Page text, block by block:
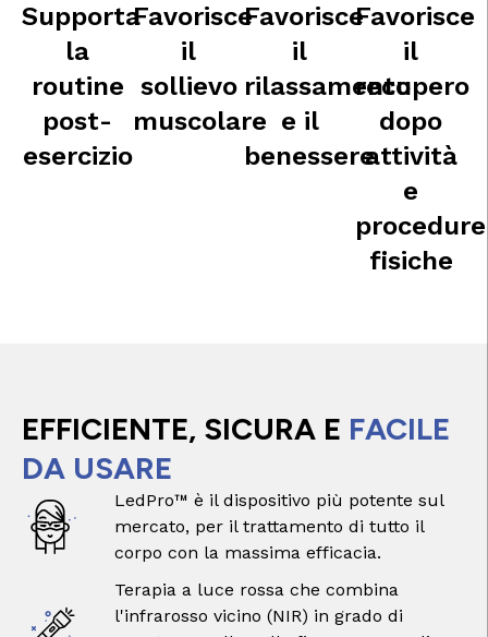
Supporta
la
routine
post-
esercizio
Favorisce
il
sollievo
muscolare
Favorisce
il
rilassamento
e il
benessere
Favorisce
il
recupero
dopo
attività
e
procedure
fisiche
EFFICIENTE, SICURA E FACILE
DA USARE
LedPro™ è il dispositivo più potente sul
mercato, per il trattamento di tutto il
corpo con la massima efficacia.
Terapia a luce rossa che combina
l'infrarosso vicino (NIR) in grado di